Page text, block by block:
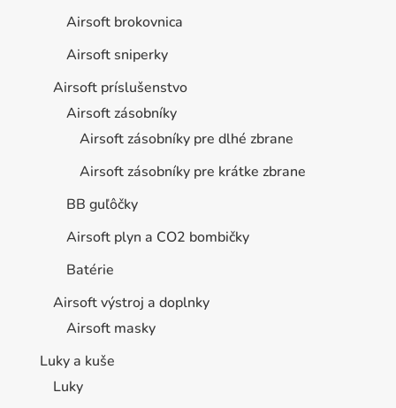
Airsoft brokovnica
Airsoft sniperky
Airsoft príslušenstvo
Airsoft zásobníky
Airsoft zásobníky pre dlhé zbrane
Airsoft zásobníky pre krátke zbrane
BB guľôčky
Airsoft plyn a CO2 bombičky
Batérie
Airsoft výstroj a doplnky
Airsoft masky
Luky a kuše
Luky